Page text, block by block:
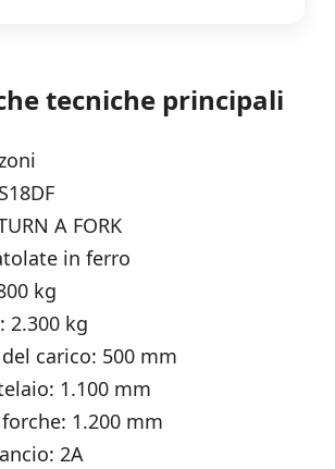
tecniche principali
A FORK
in ferro
kg
2.300 kg
carico: 500 mm
1.100 mm
1.200 mm
2A